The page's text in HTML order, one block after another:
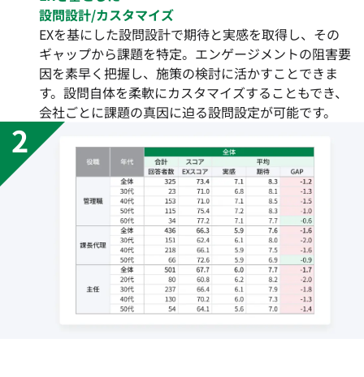
設問設計/カスタマイズ
EXを基にした設問設計で期待と実感を取得し、その
ギャップから課題を特定。エンゲージメントの阻害要
因を素早く把握し、施策の検討に活かすことできま
す。設問自体を柔軟にカスタマイズすることもでき、
会社ごとに課題の真因に迫る設問設定が可能です。